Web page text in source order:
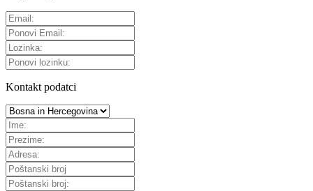
Kontakt podatci